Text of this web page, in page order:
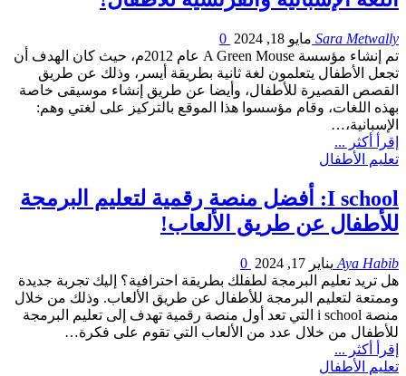
Sara Metwally مايو 18, 2024
تم إنشاء مؤسسة A Green Mouse عام 2012م، حيث كان الهدف أن
تجعل الأطفال يتعلمون لغة ثانية بطريقة أيسر، وذلك عن طريق
القصص القصيرة للأطفال، وأيضا عن طريق إنشاء موسيقى خاصة
بهذه اللغات، وقام مؤسسوا هذا الموقع بالتركيز على لغتي وهم:
الإسبانية،…
إقرأ أكثر ...
تعليم الأطفال
I school: أفضل منصة رقمية لتعليم البرمجة
للأطفال عن طريق الألعاب!
Aya Habib يناير 17, 2024
هل تريد تعليم البرمجة لطفلك بطريقة احترافية؟ إليك تجربة جديدة
وممتعة لتعليم البرمجة للأطفال عن طريق الألعاب. وذلك من خلال
منصة i school التي تعد أول منصة رقمية تهدف إلى تعليم البرمجة
للأطفال من خلال عدد من الألعاب التي تقوم على فكرة…
إقرأ أكثر ...
تعليم الأطفال